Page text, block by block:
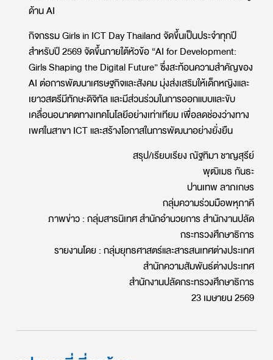
ด้านAI
กิจกรรมGirls in ICT Day Thailand จัดขึ้นเป็นประจำทุกปี
สำหรับปี2569จัดขึ้นภายใต้หัวข้อ “AI for Development:
Girls Shaping the Digital Future”ซึ่งสะท้อนความสำคัญของ
AI ต่อการพัฒนาเศรษฐกิจและสังคม มุ่งส่งเสริมให้เด็กหญิงและ
เยาวสตรีมีทักษะดิจิทัล และมีส่วนร่วมในการออกแบบและขับ
เคลื่อนอนาคตทางเทคโนโลยีอย่างเท่าเทียม เพื่อลดช่องว่างทาง
เพศในสาขา ICTและสร้างโอกาสในการพัฒนาอย่างยั่งยืน
สรุป/เรียบเรียง ณัฐทิมา ชาญสุรีย์
พุฒิเมธ กันธะ
ปานเทพ ลาภเกษร
กลุ่มความร่วมมือพหุภาคี
ภาพข่าว : กลุ่มสารนิเทศ สำนักอำนวยการ สำนักงานปลัด
กระทรวงศึกษาธิการ
รายงานโดย : กลุ่มยุทธศาสตร์และสารสนเทศต่างประเทศ
สำนักความสัมพันธ์ต่างประเทศ
สำนักงานปลัดกระทรวงศึกษาธิการ
23 เมษายน2569